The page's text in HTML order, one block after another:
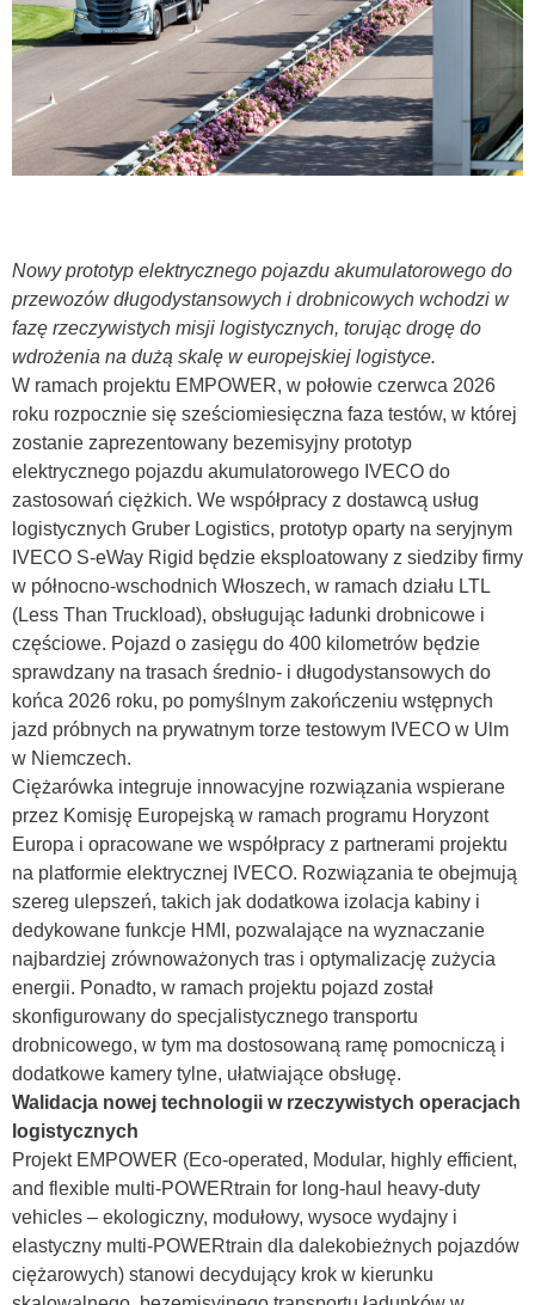
Nowy prototyp elektrycznego pojazdu akumulatorowego do
przewozów długodystansowych i drobnicowych wchodzi w
fazę rzeczywistych misji logistycznych, torując drogę do
wdrożenia na dużą skalę w europejskiej logistyce.
W ramach projektu EMPOWER, w połowie czerwca 2026
roku rozpocznie się sześciomiesięczna faza testów, w której
zostanie zaprezentowany bezemisyjny prototyp
elektrycznego pojazdu akumulatorowego IVECO do
zastosowań ciężkich. We współpracy z dostawcą usług
logistycznych Gruber Logistics, prototyp oparty na seryjnym
IVECO S-eWay Rigid będzie eksploatowany z siedziby firmy
w północno-wschodnich Włoszech, w ramach działu LTL
(Less Than Truckload), obsługując ładunki drobnicowe i
częściowe. Pojazd o zasięgu do 400 kilometrów będzie
sprawdzany na trasach średnio- i długodystansowych do
końca 2026 roku, po pomyślnym zakończeniu wstępnych
jazd próbnych na prywatnym torze testowym IVECO w Ulm
w Niemczech.
Ciężarówka integruje innowacyjne rozwiązania wspierane
przez Komisję Europejską w ramach programu Horyzont
Europa i opracowane we współpracy z partnerami projektu
na platformie elektrycznej IVECO. Rozwiązania te obejmują
szereg ulepszeń, takich jak dodatkowa izolacja kabiny i
dedykowane funkcje HMI, pozwalające na wyznaczanie
najbardziej zrównoważonych tras i optymalizację zużycia
energii. Ponadto, w ramach projektu pojazd został
skonfigurowany do specjalistycznego transportu
drobnicowego, w tym ma dostosowaną ramę pomocniczą i
dodatkowe kamery tylne, ułatwiające obsługę.
Walidacja nowej technologii w rzeczywistych operacjach
logistycznych
Projekt EMPOWER (Eco-operated, Modular, highly efficient,
and flexible multi-POWERtrain for long-haul heavy-duty
vehicles – ekologiczny, modułowy, wysoce wydajny i
elastyczny multi-POWERtrain dla dalekobieżnych pojazdów
ciężarowych) stanowi decydujący krok w kierunku